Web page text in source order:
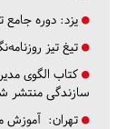
یزد: دوره جامع
تیغ تیز
کتاب الگوی
سازندگی منتشر
تهران: آموزش